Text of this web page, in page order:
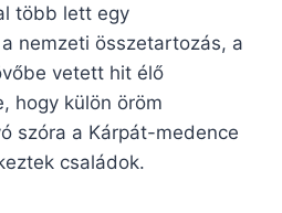
több lett egy
nemzeti összetartozás, a
vetett hit élő
hogy külön öröm
szóra a Kárpát-medence
családok.